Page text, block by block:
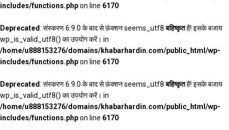
includes/functions.phpon line 6170
Deprecated: संस्करण 6.9.0 के बाद से फ़ंक्शन seems_utf8बहिष्कृतहै! इसके बजाय
wp_is_valid_utf8() का उपयोग करें। in
/home/u888153276/domains/khabarhardin.com/public_html/wp-
includes/functions.phpon line 6170
Deprecated: संस्करण 6.9.0 के बाद से फ़ंक्शन seems_utf8बहिष्कृतहै! इसके बजाय
wp_is_valid_utf8() का उपयोग करें। in
/home/u888153276/domains/khabarhardin.com/public_html/wp-
includes/functions.phpon line 6170